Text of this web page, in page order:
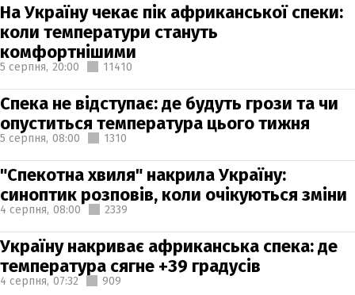
На Україну чекає пік африканської спеки:
коли температури стануть
комфортнішими
5 серпня, 20:00 11410
Спека не відступає: де будуть грози та чи
опуститься температура цього тижня
5 серпня, 08:00 1310
"Спекотна хвиля" накрила Україну:
синоптик розповів, коли очікуються зміни
4 серпня, 08:00 2339
Україну накриває африканська спека: де
температура сягне +39 градусів
4 серпня, 07:32 909